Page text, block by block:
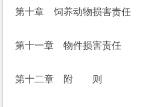
第十章　饲养动物损害责任
第十一章　物件损害责任
第十二章　附　　则